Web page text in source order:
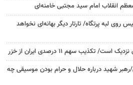
انقلاب امام سید مجتبی خامنه‌ای
لبه پرتگاه/ تارتار دیگر بهانه‌ای نخواهد
تکذیب سهم ۱۱ درصدی ایران از خزر
شهید درباره حلال و حرام بودن موسیقی چه